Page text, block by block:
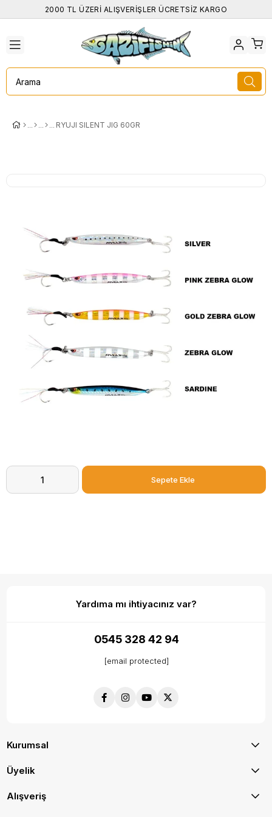
2000 TL ÜZERİ ALIŞVERİŞLER ÜCRETSİZ KARGO
RYUJI SILENT JIG 60GR
Yardıma mı ihtiyacınız var?
0545 328 42 94
[email protected]
Kurumsal
Üyelik
Alışveriş